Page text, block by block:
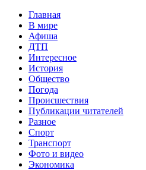
Главная
В мире
Афиша
ДТП
Интересное
История
Общество
Погода
Происшествия
Публикации читателей
Разное
Спорт
Транспорт
Фото и видео
Экономика